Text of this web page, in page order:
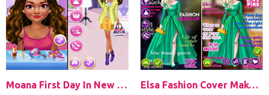
Moana First Day In New York Elsa Fashion Cover Makeover